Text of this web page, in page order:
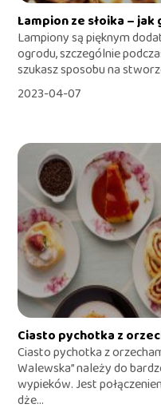
Lampion ze słoika – jak
Lampiony są pięknym
ogrodu, szczególnie
szukasz sposobu na
2023-04-07
Ciasto pychotka z
Ciasto pychotka z
Walewska” należy do
wypieków. Jest
dże...